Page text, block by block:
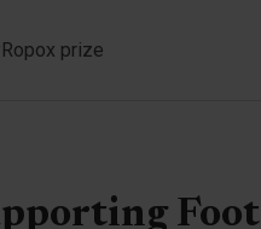
Ropox prize
Foot